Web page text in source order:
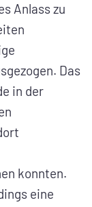
Anlass zu
Das
in der
konnten.
eine